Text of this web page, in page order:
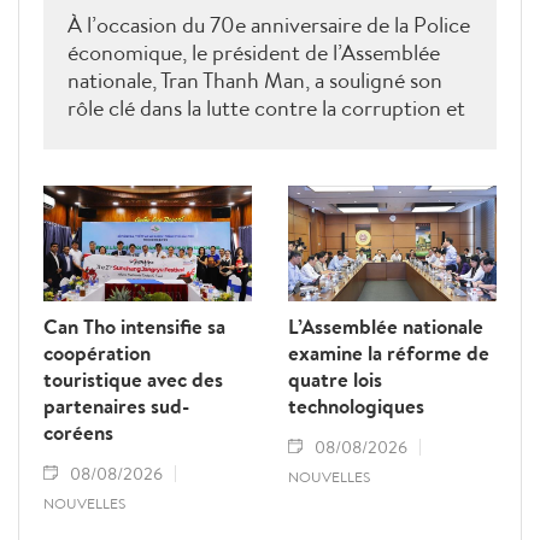
À l’occasion du 70e anniversaire de la Police
économique, le président de l’Assemblée
nationale, Tran Thanh Man, a souligné son
rôle clé dans la lutte contre la corruption et
Can Tho intensifie sa
coopération
touristique avec des
partenaires sud-
coréens
08/08/2026
NOUVELLES
L’Assemblée nationale
examine la réforme de
quatre lois
technologiques
08/08/2026
NOUVELLES